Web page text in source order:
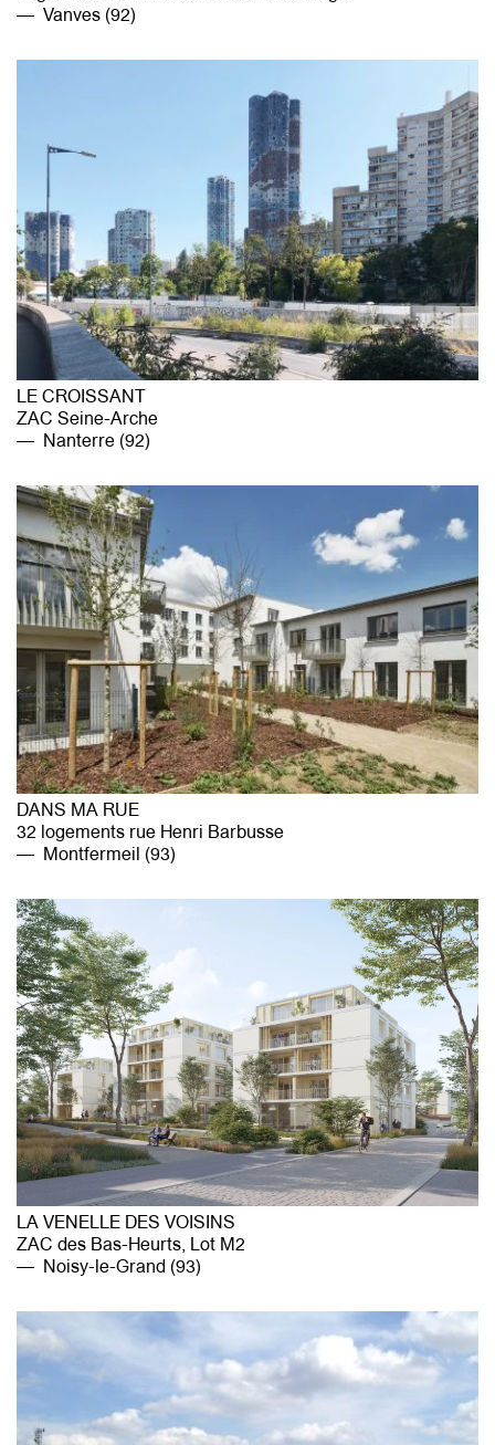
Vanves (92)
LE CROISSANT
ZAC Seine-Arche
Nanterre (92)
DANS MA RUE
32 logements rue Henri Barbusse
Montfermeil (93)
LA VENELLE DES VOISINS
ZAC des Bas-Heurts, Lot M2
Noisy-le-Grand (93)